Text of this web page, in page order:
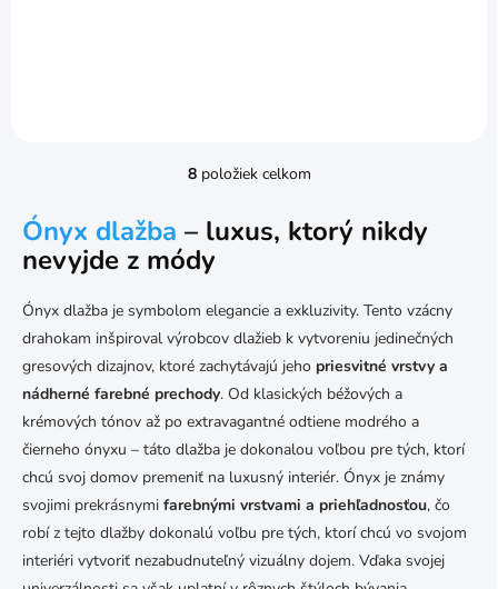
O
l
á
c
i
e
p
r
v
k
y
v
ý
p
i
s
8položiek celkom
Ónyx dlažba – luxus, ktorý nikdy
nevyjde z módy
Ónyx dlažba je symbolom elegancie a exkluzivity. Tento vzácny
drahokam inšpiroval výrobcov dlažieb k vytvoreniu jedinečných
gresových dizajnov, ktoré zachytávajú jeho priesvitné vrstvy a
nádherné farebné prechody. Od klasických béžových a
krémových tónov až po extravagantné odtiene modrého a
čierneho ónyxu – táto dlažba je dokonalou voľbou pre tých, ktorí
chcú svoj domov premeniť na luxusný interiér. Ónyx je známy
svojimi prekrásnymi farebnými vrstvami a priehľadnosťou, čo
robí z tejto dlažby dokonalú voľbu pre tých, ktorí chcú vo svojom
interiéri vytvoriť nezabudnuteľný vizuálny dojem. Vďaka svojej